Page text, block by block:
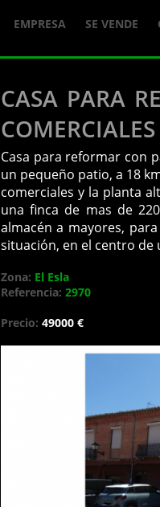
EMPRESA SE VENDE
CASA PARA
COMERCIALES
Casa para reformar con
un pequeño patio, a 18
comerciales y la planta
una finca de mas de
almacén a mayores,
situación, en el centro de
Zona: El Esla
Referencia: 2970
Precio: 49000 €